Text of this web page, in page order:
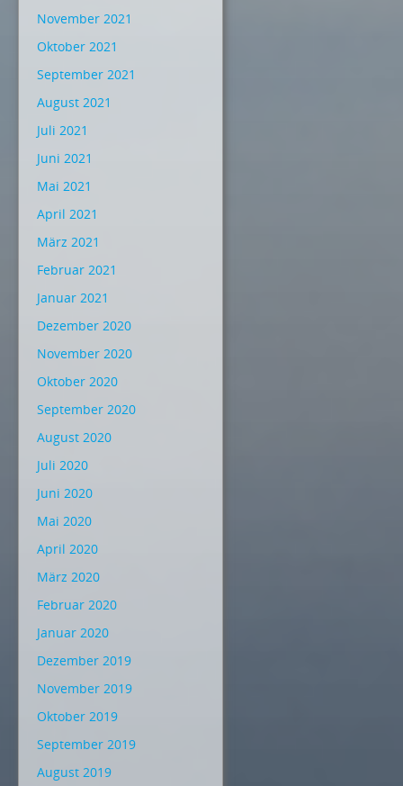
November 2021
Oktober 2021
September 2021
August 2021
Juli 2021
Juni 2021
Mai 2021
April 2021
März 2021
Februar 2021
Januar 2021
Dezember 2020
November 2020
Oktober 2020
September 2020
August 2020
Juli 2020
Juni 2020
Mai 2020
April 2020
März 2020
Februar 2020
Januar 2020
Dezember 2019
November 2019
Oktober 2019
September 2019
August 2019